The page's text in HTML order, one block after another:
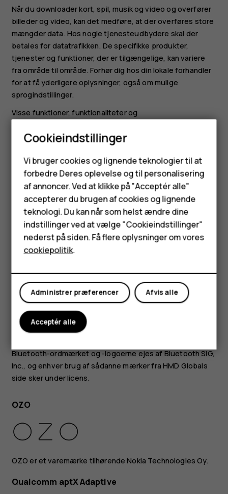
Smartphones
Feature-telefoner
Tilbehør
HMD Terra M
Tablets
Min konto
Når du downloader kort, spil, musik og video og overfører
billeder og video, kan det medføre, at der overføres store
mængder data. Hos nogle tjenesteudbydere skal der
betales for datatrafikken. De specifikke produkter,
tjenester og funktioner, der er tilgængelige, kan variere
fra område til område. Forhør dig hos din lokale forhandler
for at få yderligere oplysninger, også om mulige
sprogindstillinger.
Visse funktioner, funktionaliteter og
underlagt yderligere vilkår, betingelser og gebyrer.
produktoplysninger kan ændres uden varsel.
HMD Globals politik om beskyttelse af personlige
oplysninger, som er tilgængelig på
http://www.hmd.com/privacy]
http://www.hmd.com/privacy), gælder for din brug af
enheden.
HMD Global Oy har eksklusiv licens til Nokia-mærket til
tilhørende Nokia Corporation.
Android, Google og andre relaterede mærker og logoer er
varemærker tilhørende Google LLC.
"Qi"-symbolet er et registreret varemærke tilhørende
Wireless Power Consortium.
Bluetooth-ordmærket og -logoerne ejes af Bluetooth SIG,
Inc., og enhver brug af sådanne mærker fra HMD Globals
side sker under licens.
OZO
OZO er et varemærke tilhørende Nokia Technologies Oy.
Qualcomm aptX Adaptive
Cookieindstillinger
Vi bruger cookies og lignende teknologier til at
forbedre Deres oplevelse og til personalisering
af annoncer. Ved at klikke på "Acceptér alle"
accepterer du brugen af cookies og lignende
teknologi. Du kan når som helst ændre dine
indstillinger ved at vælge "Cookieindstillinger"
nederst på siden. Få flere oplysninger om vores
cookiepolitik.
Afvis alle
Administrer præferencer
Acceptér alle